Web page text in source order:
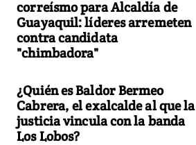
correísmo para Alcaldía de
Guayaquil: líderes arremeten
contra candidata
"chimbadora"
¿Quién es Baldor Bermeo
Cabrera, el exalcalde al que la
justicia vincula con la banda
Los Lobos?